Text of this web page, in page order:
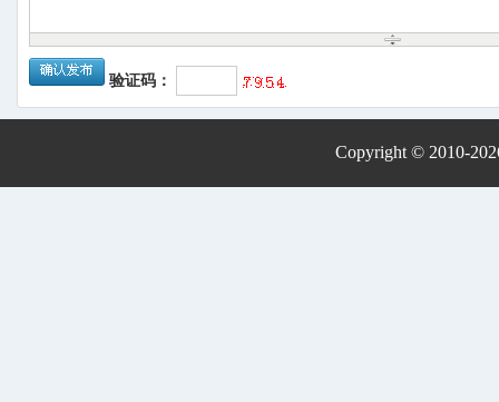
验证码：
Copyright © 2010-